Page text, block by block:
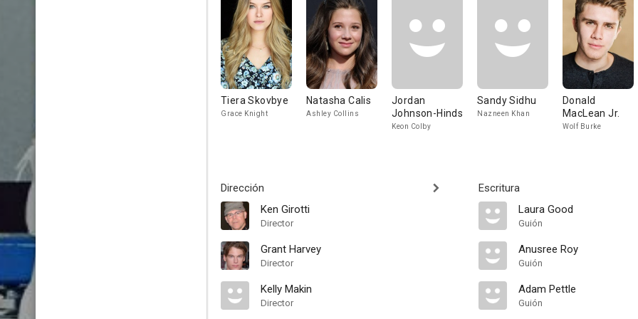
Tiera Skovbye
Grace Knight
Natasha Calis
Ashley Collins
Jordan
Johnson-Hinds
Keon Colby
Sandy Sidhu
Nazneen Khan
Donald
MacLean Jr.
Wolf Burke
Dirección
Ken Girotti
Director
Grant Harvey
Director
Kelly Makin
Director
Escritura
Laura Good
Guión
Anusree Roy
Guión
Adam Pettle
Guión